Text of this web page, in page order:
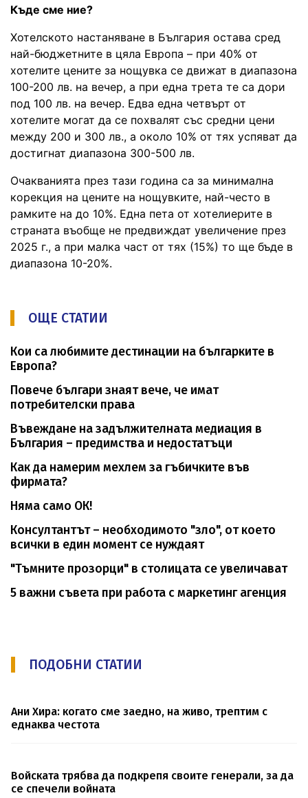
Къде сме ние?
Хотелското настаняване в България остава сред
най-бюджетните в цяла Европа – при 40% от
хотелите цените за нощувка се движат в диапазона
100-200 лв. на вечер, а при една трета те са дори
под 100 лв. на вечер. Едва една четвърт от
хотелите могат да се похвалят със средни цени
между 200 и 300 лв., а около 10% от тях успяват да
достигнат диапазона 300-500 лв.
Очакванията през тази година са за минимална
корекция на цените на нощувките, най-често в
рамките на до 10%. Една пета от хотелиерите в
страната въобще не предвиждат увеличение през
2025 г., а при малка част от тях (15%) то ще бъде в
диапазона 10-20%.
ОЩЕ СТАТИИ
Кои са любимите дестинации на българките в
Европа?
Повече българи знаят вече, че имат
потребителски права
Въвеждане на задължителната медиация в
България – предимства и недостатъци
Как да намерим мехлем за гъбичките във
фирмата?
Няма само ОК!
Консултантът – необходимото "зло", от което
всички в един момент се нуждаят
"Тъмните прозорци" в столицата се увеличават
5 важни съвета при работа с маркетинг агенция
ПОДОБНИ СТАТИИ
Ани Хира: когато сме заедно, на живо, трептим с
еднаква честота
Войската трябва да подкрепя своите генерали, за да
се спечели войната